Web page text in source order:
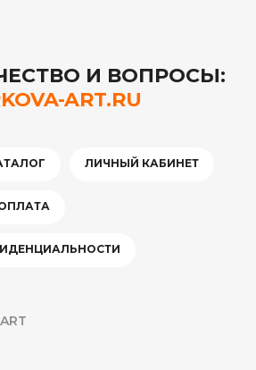
И ВОПРОСЫ:
ART.RU
ЛИЧНЫЙ КАБИНЕТ